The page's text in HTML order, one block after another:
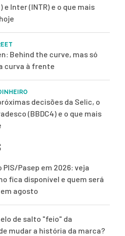
e Inter (INTR) e o que mais
Behind the curve, mas só
curva à frente
decisões da Selic, o
(BBDC4) e o que mais
PIS/Pasep em 2026: veja
fica disponível e quem será
agosto
de salto "feio" da
mudar a história da marca?